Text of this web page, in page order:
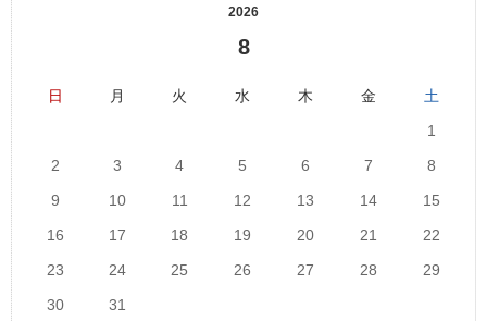
2026
8
日 月 火 水 木 金
土
1
2
3 4 5 6 7
8
9
10 11 12 13 14
15
16
17 18 19 20 21
22
23
24 25 26 27 28
29
30
31